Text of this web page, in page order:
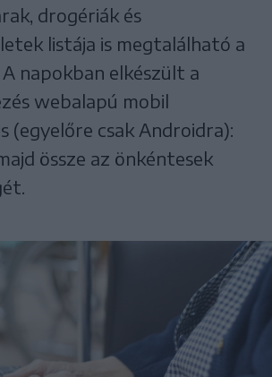
drogériák és
listája is megtalálható a
napokban elkészült a
webalapú mobil
(egyelőre csak Androidra):
össze az önkéntesek